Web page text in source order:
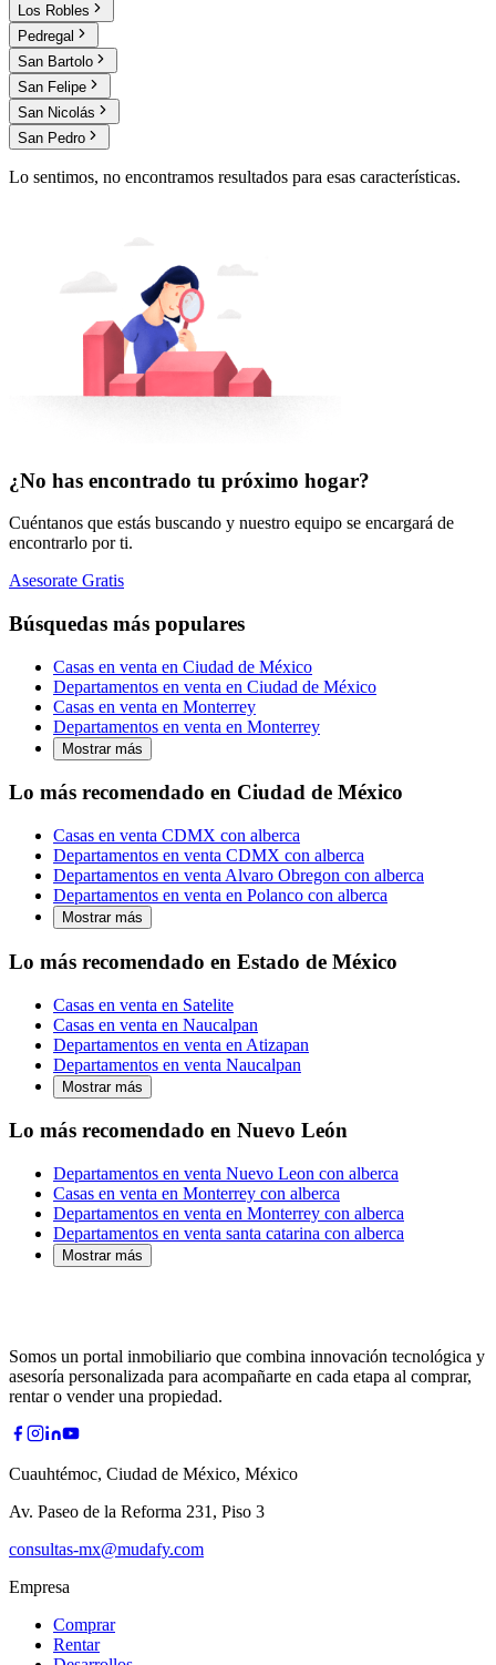
Los Robles
Pedregal
San Bartolo
San Felipe
San Nicolás
San Pedro
Lo sentimos, no encontramos resultados para esas características.
¿No has encontrado tu próximo hogar?
Cuéntanos que estás buscando y nuestro equipo se encargará de
encontrarlo por ti.
Asesorate Gratis
Búsquedas más populares
Casas en venta en Ciudad de México
Departamentos en venta en Ciudad de México
Casas en venta en Monterrey
Departamentos en venta en Monterrey
Mostrar más
Lo más recomendado en Ciudad de México
Casas en venta CDMX con alberca
Departamentos en venta CDMX con alberca
Departamentos en venta Alvaro Obregon con alberca
Departamentos en venta en Polanco con alberca
Mostrar más
Lo más recomendado en Estado de México
Casas en venta en Satelite
Casas en venta en Naucalpan
Departamentos en venta en Atizapan
Departamentos en venta Naucalpan
Mostrar más
Lo más recomendado en Nuevo León
Departamentos en venta Nuevo Leon con alberca
Casas en venta en Monterrey con alberca
Departamentos en venta en Monterrey con alberca
Departamentos en venta santa catarina con alberca
Mostrar más
Somos un portal inmobiliario que combina innovación tecnológica y
asesoría personalizada para acompañarte en cada etapa al comprar,
rentar o vender una propiedad.
Cuauhtémoc, Ciudad de México, México
Av. Paseo de la Reforma 231, Piso 3
consultas-mx@mudafy.com
Empresa
Comprar
Rentar